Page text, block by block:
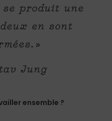
produit une
en sont
»
Jung
ensemble ?